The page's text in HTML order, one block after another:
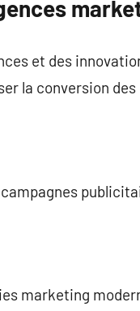
et des
la conversion
marketing